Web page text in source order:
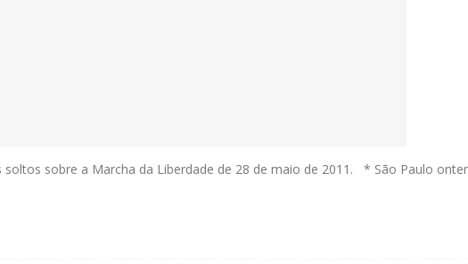
sobre a Marcha da Liberdade de 28 de maio de 2011. * São Paulo